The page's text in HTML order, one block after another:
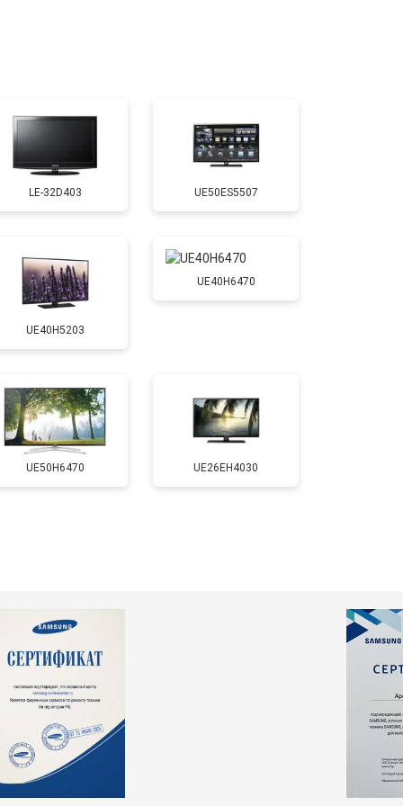
2600 ₽ Заказать
3500 ₽ Заказать
5200 ₽
3100 ₽
3700 ₽ Заказать
5500 ₽
LE-32D403 UE50ES5507
UE40H5203
UE40H6470
UE50H6470 UE26EH4030